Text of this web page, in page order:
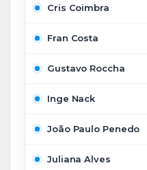
Cris Coimbra
Fran Costa
Gustavo Roccha
Inge Nack
João Paulo Penedo
Juliana Alves